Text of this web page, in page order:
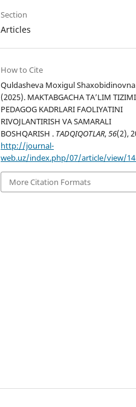
Section
Articles
How to Cite
Quldasheva Moxigul
(2025). MAKTABGACHA TA’LIM
PEDAGOG KADRLARI FAOLIYATINI
RIVOJLANTIRISH VA SAMARALI
BOSHQARISH . TADQIQOTLAR,56(2),
http://journal-
web.uz/index.php/07/article/view/
More Citation Formats